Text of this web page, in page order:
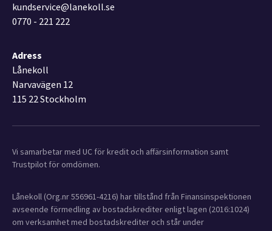
kundservice@lanekoll.se
0770 - 221 222
Adress
Lånekoll
Narvavägen 12
115 22 Stockholm
Vi samarbetar med UC för kredit och affärsinformation samt
Trustpilot för omdömen.
Lånekoll (Org.nr 556961-4216) har tillstånd från Finansinspektionen
avseende förmedling av bostadskrediter enligt lagen (2016:1024)
om verksamhet med bostadskrediter och står under